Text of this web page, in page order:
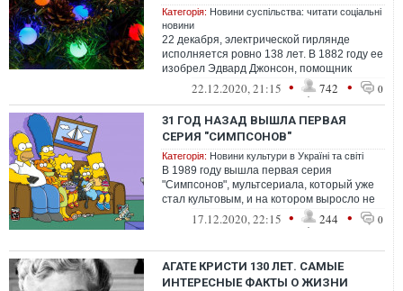
Категорія: Новини суспільства: читати соціальні
новини
22 декабря, электрической гирлянде
исполняется ровно 138 лет. В 1882 году ее
изобрел Эдвард Джонсон, помощник
знаменитого Томаса Эдисона.
22.12.2020, 21:15 • 742 • 0
31 ГОД НАЗАД ВЫШЛА ПЕРВАЯ
СЕРИЯ "СИМПСОНОВ"
Категорія: Новини культури в Україні та світі
В 1989 году вышла первая серия
"Симпсонов", мультсериала, который уже
стал культовым, и на котором выросло не
одно поколение. Сериал насчитывает
17.12.2020, 22:15 • 244 • 0
АГАТЕ КРИСТИ 130 ЛЕТ. САМЫЕ
ИНТЕРЕСНЫЕ ФАКТЫ О ЖИЗНИ